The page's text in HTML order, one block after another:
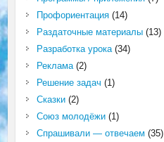
Профориентация(14)
Раздаточные материалы(13)
Разработка урока(34)
Реклама(2)
Решение задач (1)
Сказки(2)
Союз молодёжи(1)
Спрашивали — отвечаем (35)